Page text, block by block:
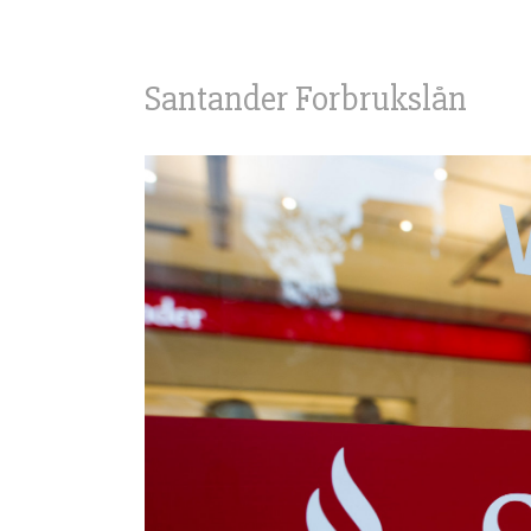
Santander Forbrukslån